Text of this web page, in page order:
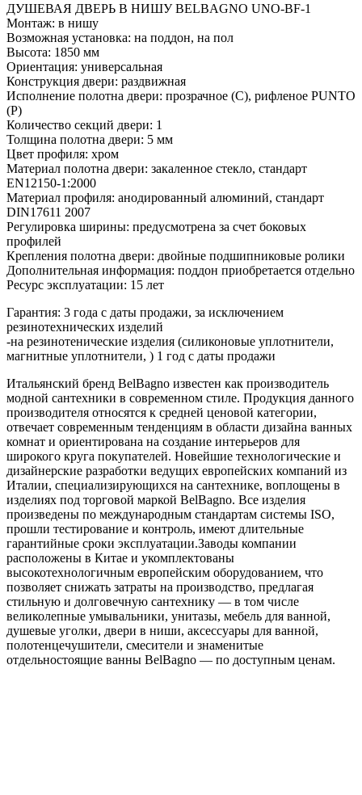
ДУШЕВАЯ ДВЕРЬ В НИШУ BELBAGNO UNO-BF-1
Монтаж: в нишу
Возможная установка: на поддон, на пол
Высота: 1850 мм
Ориентация: универсальная
Конструкция двери: раздвижная
Исполнение полотна двери: прозрачное (C), рифленое PUNTO
(P)
Количество секций двери: 1
Толщина полотна двери: 5 мм
Цвет профиля: хром
Материал полотна двери: закаленное стекло, стандарт
EN12150-1:2000
Материал профиля: анодированный алюминий, стандарт
DIN17611 2007
Регулировка ширины: предусмотрена за счет боковых
профилей
Крепления полотна двери: двойные подшипниковые ролики
Дополнительная информация: поддон приобретается отдельно
Ресурс эксплуатации: 15 лет
Гарантия: 3 года с даты продажи, за исключением
резинотехнических изделий
-на резинотенические изделия (силиконовые уплотнители,
магнитные уплотнители, ) 1 год с даты продажи
Итальянский бренд BelBagno известен как производитель
модной сантехники в современном стиле. Продукция данного
производителя относятся к средней ценовой категории,
отвечает современным тенденциям в области дизайна ванных
комнат и ориентирована на создание интерьеров для
широкого круга покупателей. Новейшие технологические и
дизайнерские разработки ведущих европейских компаний из
Италии, специализирующихся на сантехнике, воплощены в
изделиях под торговой маркой BelBagno. Все изделия
произведены по международным стандартам системы ISO,
прошли тестирование и контроль, имеют длительные
гарантийные сроки эксплуатации.Заводы компании
расположены в Китае и укомплектованы
высокотехнологичным европейским оборудованием, что
позволяет снижать затраты на производство, предлагая
стильную и долговечную сантехнику — в том числе
великолепные умывальники, унитазы, мебель для ванной,
душевые уголки, двери в ниши, аксессуары для ванной,
полотенцечушители, смесители и знаменитые
отдельностоящие ванны BelBagno — по доступным ценам.